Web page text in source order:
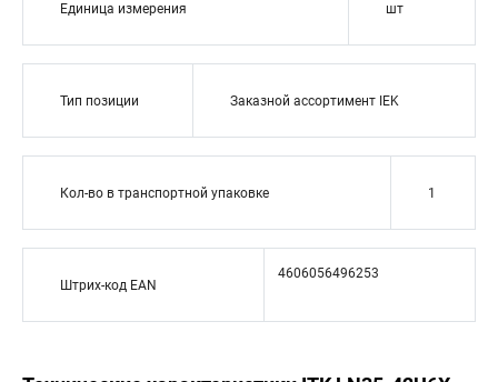
Единица измерения шт
Тип позиции Заказной ассортимент IEK
Кол-во в транспортной упаковке 1
Штрих-код EAN
4606056496253